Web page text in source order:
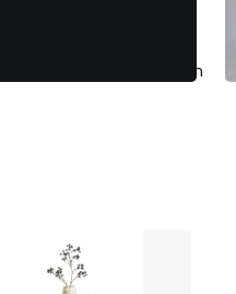
ruilen binnen 30 dagen